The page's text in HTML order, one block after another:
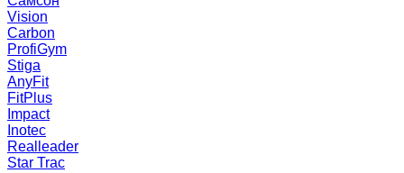
Vision
Carbon
ProfiGym
Stiga
AnyFit
FitPlus
Impact
Inotec
Realleader
Star Trac